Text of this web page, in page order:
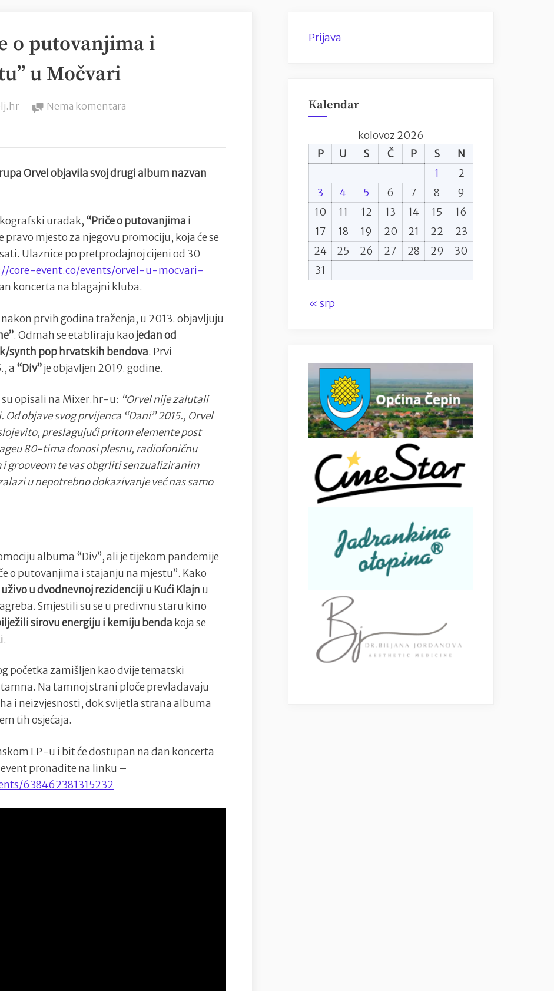
o putovanjima i
u Močvari
Nema komentara
o
stajanju
na
mjestu”
Močvari
Orvel objavila svoj drugi album nazvan
uradak, “Priče o putovanjima i
pravo mjesto za njegovu promociju, koja će se
Ulaznice po pretprodajnoj cijeni od 30
core-event.co/events/orvel-u-mocvari-
koncerta na blagajni kluba.
nakon prvih godina traženja, u 2013. objavljuju
. Odmah se etabliraju kao jedan od
synth pop hrvatskih bendova. Prvi
a “Div”je objavljen 2019. godine.
opisali na Mixer.hr-u: “Orvel nije zalutali
objave svog prvijenca “Dani” 2015., Orvel
preslagujući pritom elemente post
80-tima donosi plesnu, radiofoničnu
grooveom te vas obgrliti senzualiziranim
u nepotrebno dokazivanje već nas samo
albuma “Div”, ali je tijekom pandemije
o putovanjima i stajanju na mjestu”. Kako
u dvodnevnoj rezidenciji u Kući Klajn u
Smjestili su se u predivnu staru kino
sirovu energiju i kemiju benda koja se
početka zamišljen kao dvije tematski
Na tamnoj strani ploče prevladavaju
i neizvjesnosti, dok svijetla strana albuma
tih osjećaja.
LP-u i bit će dostupan na dan koncerta
pronađite na linku –
638462381315232
Prijava
Kalendar
kolovoz 2026
P
U S Č P S
N
1
2
3
4 5 6 7 8
9
10
11 12 13 14 15
16
17
18 19 20 21 22
23
24
25 26 27 28 29
30
31
« srp